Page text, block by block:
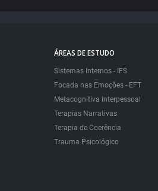
ÁREAS DE ESTUDO
Sistemas Internos - IFS
Focada nas Emoções - EFT
Metacognitiva Interpessoal
Terapias Narrativas
Terapia de Coerência
Trauma Psicológico